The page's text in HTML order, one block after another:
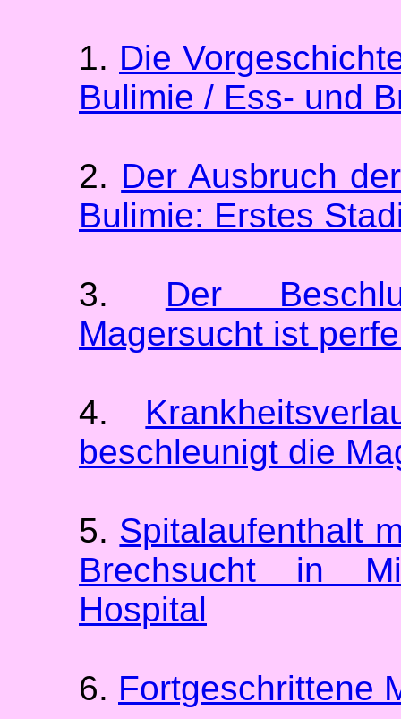
1. Die
Bulimie / Ess- und
2. Der Ausbruch
Bulimie: Erstes
3. Der
Magersucht ist
4.
beschleunigt die
5. Spitalaufenthalt
Brechsucht in
Hospital
6. Fortgeschrittene